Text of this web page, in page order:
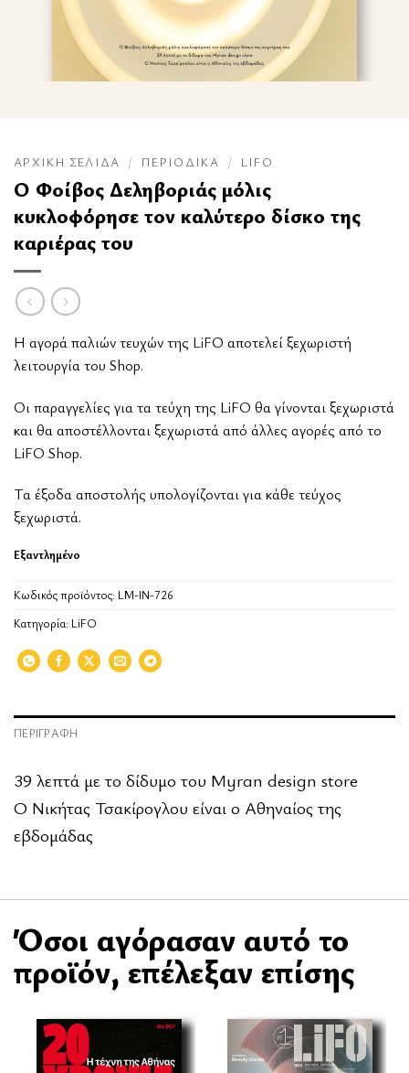
ΑΡΧΙΚΉ ΣΕΛΊΔΑ / ΠΕΡΙΟΔΙΚΆ / LIFO
Ο Φοίβος Δεληβοριάς μόλις
κυκλοφόρησε τον καλύτερο δίσκο της
καριέρας του
Η αγορά παλιών τευχών της LiFO αποτελεί ξεχωριστή
λειτουργία του Shop.
Οι παραγγελίες για τα τεύχη της LiFO θα γίνονται ξεχωριστά
και θα αποστέλλονται ξεχωριστά από άλλες αγορές από το
LiFO Shop.
Tα έξοδα αποστολής υπολογίζονται για κάθε τεύχος
ξεχωριστά.
Εξαντλημένο
Κωδικός προϊόντος: LM-IN-726
Κατηγορία: LiFO
ΠΕΡΙΓΡΑΦΉ
39 λεπτά με το δίδυμο του Myran design store
Ο Νικήτας Τσακίρογλου είναι ο Aθηναίος της
εβδομάδας
Όσοι αγόρασαν αυτό το
προϊόν, επέλεξαν επίσης